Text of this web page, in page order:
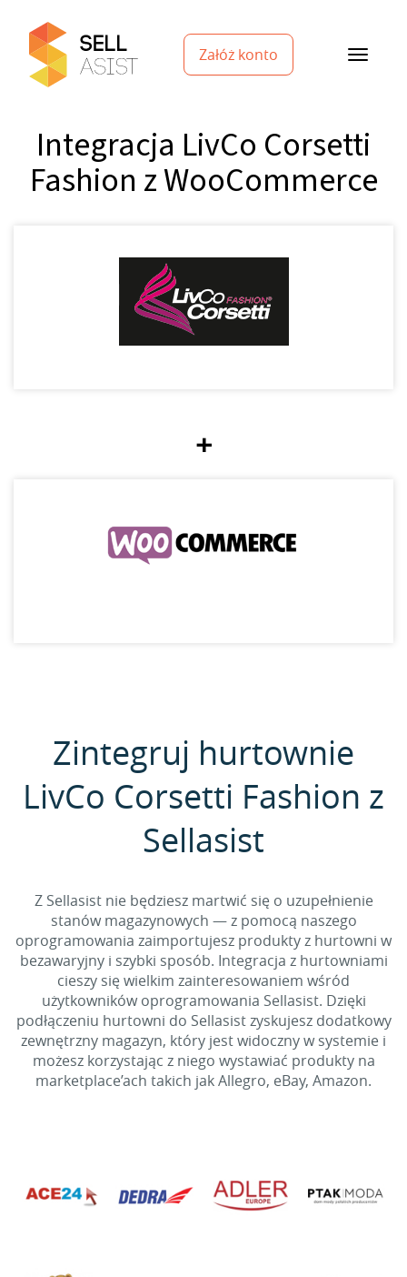
Załóż konto
Integracja LivCo Corsetti
Fashion z WooCommerce
+
Zintegruj hurtownie
LivCo Corsetti Fashion z
Sellasist
Z Sellasist nie będziesz martwić się o uzupełnienie
stanów magazynowych — z pomocą naszego
oprogramowania zaimportujesz produkty z hurtowni w
bezawaryjny i szybki sposób. Integracja z hurtowniami
cieszy się wielkim zainteresowaniem wśród
użytkowników oprogramowania Sellasist. Dzięki
podłączeniu hurtowni do Sellasist zyskujesz dodatkowy
zewnętrzny magazyn, który jest widoczny w systemie i
możesz korzystając z niego wystawiać produkty na
marketplace’ach takich jak Allegro, eBay, Amazon.